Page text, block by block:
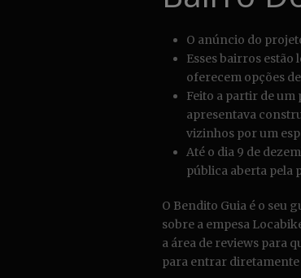
O anúncio do
Esses bairros estão
oferecem opções
Feito a partir de
apresentava
vizinhos por um
Até o dia 9 de
pública aberta pela
O Bendito Guia é o seu
sobre a empesa
a área de reviews para
para entrar diretamente